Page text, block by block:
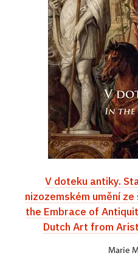
V doteku antiky.
nizozemském umění
the Embrace of
Dutch Art from
Marie